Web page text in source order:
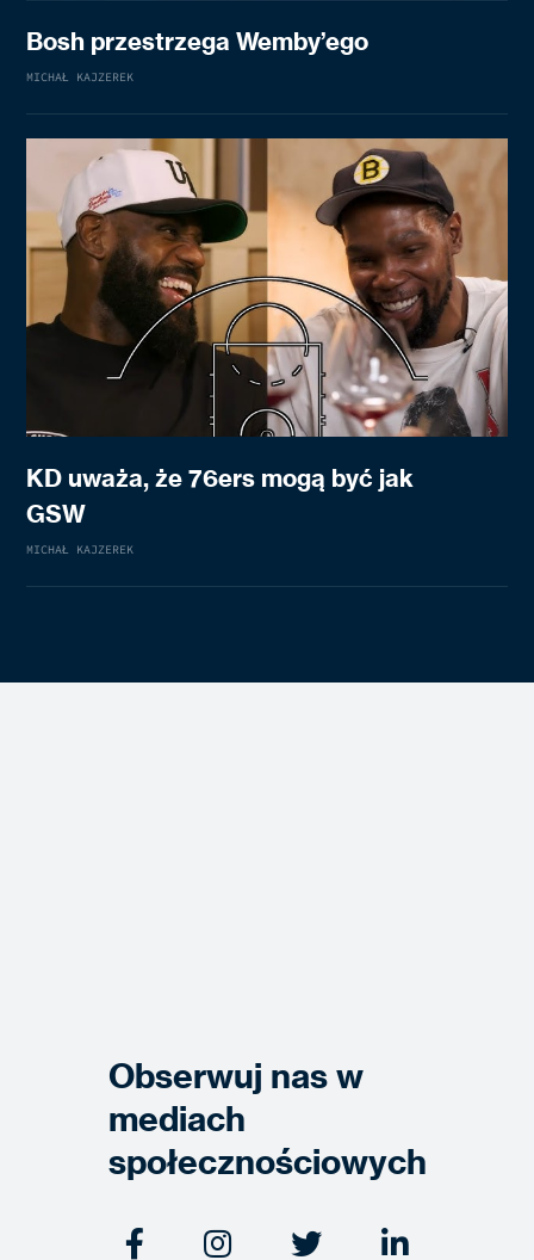
Bosh przestrzega Wemby’ego
MICHAŁ KAJZEREK
KD uważa, że 76ers mogą być jak
GSW
MICHAŁ KAJZEREK
Obserwuj nas w
mediach
społecznościowych
   